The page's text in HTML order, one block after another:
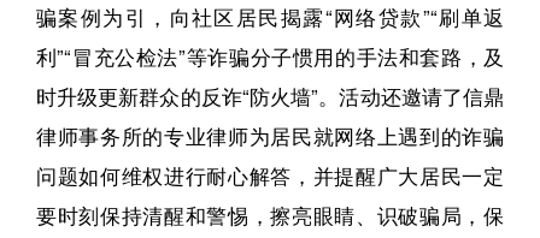
骗案例为引，向社区居民揭露“网络贷款”“刷单返
利”“冒充公检法”等诈骗分子惯用的手法和套路，及
时升级更新群众的反诈“防火墙”。活动还邀请了信鼎
律师事务所的专业律师为居民就网络上遇到的诈骗
问题如何维权进行耐心解答，并提醒广大居民一定
要时刻保持清醒和警惕，擦亮眼睛、识破骗局，保